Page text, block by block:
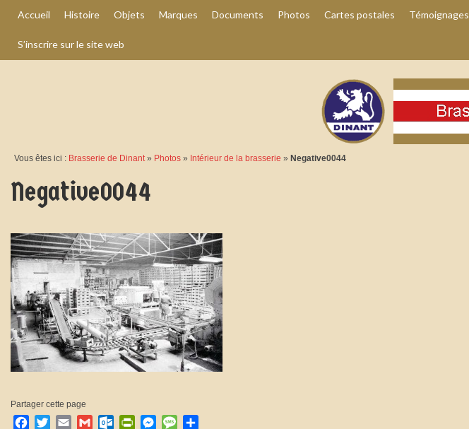
Accueil Histoire Objets Marques Documents Photos Cartes postales Témoignages
S’inscrire sur le site web
Vous êtes ici : Brasserie de Dinant» Photos » Intérieur de la brasserie » Negative0044
Negative0044
Partager cette page
Facebook
TwitterEmail GmailOutlook.com
PrintFriendly
Messenger
Message